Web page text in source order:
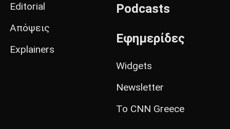
Editorial
Απόψεις
Explainers
Podcasts
Εφημερίδες
Widgets
Newsletter
Το CNN Greece